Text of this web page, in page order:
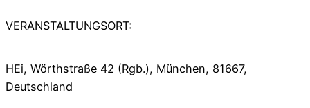
VERANSTALTUNGSORT:
HEi, Wörthstraße 42 (Rgb.), München, 81667,
Deutschland